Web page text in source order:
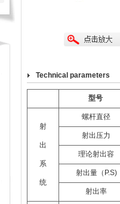
Technical parameters
型号
射
出
系
统
螺杆直径
射出压力
理论射出容
射出量（P.S)
射出率